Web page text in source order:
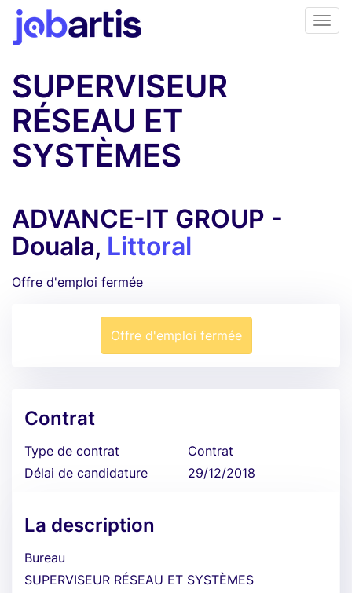
SUPERVISEUR
RÉSEAU ET
SYSTÈMES
ADVANCE-IT GROUP -
Douala, Littoral
Offre d'emploi fermée
Offre d'emploi fermée
Contrat
Type de contrat
Contrat
Délai de candidature
29/12/2018
La description
Bureau
SUPERVISEUR RÉSEAU ET SYSTÈMES